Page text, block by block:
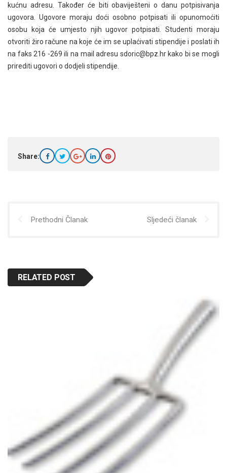
kućnu adresu. Također će biti obaviješteni o danu potpisivanja
ugovora. Ugovore moraju doći osobno potpisati ili opunomoćiti
osobu koja će umjesto njih ugovor potpisati. Studenti moraju
otvoriti žiro račune na koje će im se uplaćivati stipendije i poslati ih
na faks 216 -269 ili na mail adresu sdoric@bpz.hr kako bi se mogli
prirediti ugovori o dodjeli stipendije.
Share:
Prethodni Članak Sljedeći članak
RELATED POST